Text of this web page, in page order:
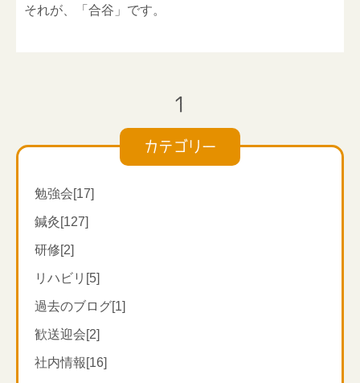
それが、「合谷」です。
【ツボの場所】
手の甲、親指と人差し指の骨が交差するあたりのくぼ
有名なので、聞いたことがある方も多いかもしれませ
ん。
1
カテゴリー
勉強会[17]
鍼灸[127]
研修[2]
リハビリ[5]
過去のブログ[1]
歓送迎会[2]
社内情報[16]